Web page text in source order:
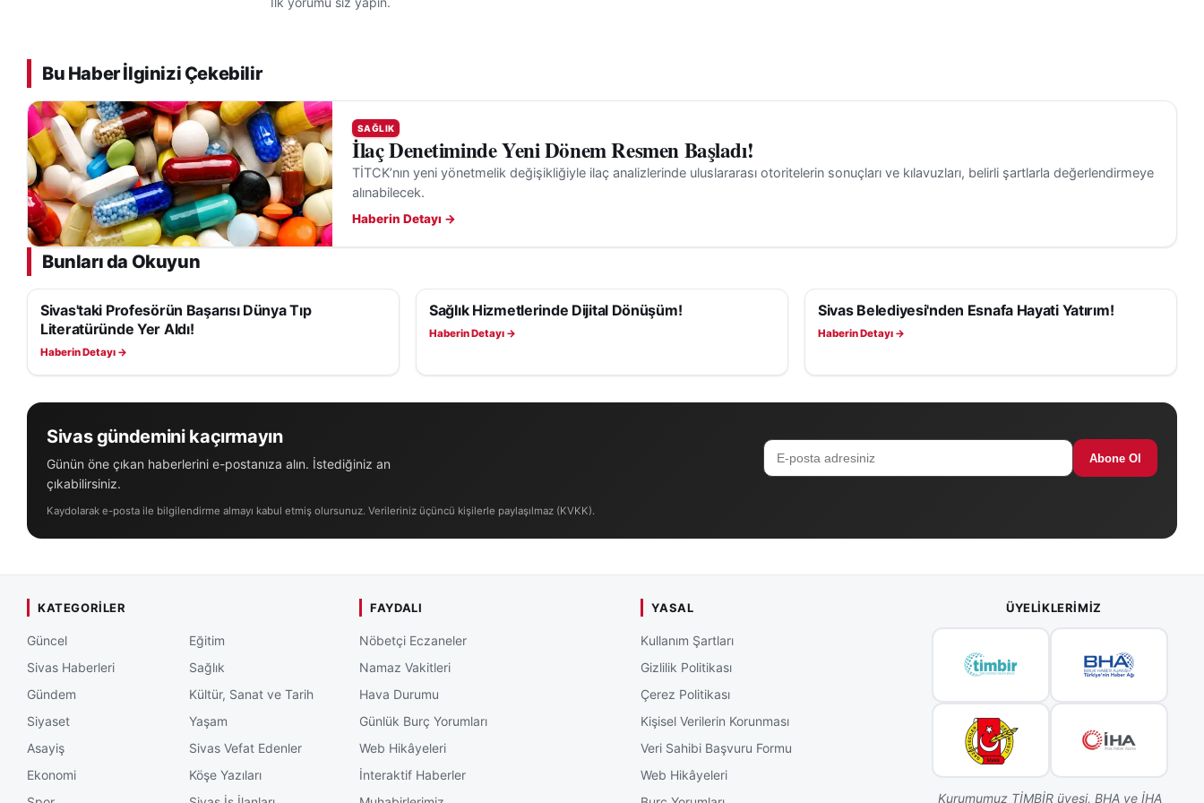
Bu Haber İlginizi Çekebilir
SAĞLIK
İlaç Denetiminde Yeni Dönem Resmen Başladı!
TİTCK’nın yeni yönetmelik değişikliğiyle ilaç analizlerinde uluslararası otoritelerin sonuçları ve kılavuzları, belirli şartlarla değerlendirmeye
alınabilecek.
Haberin Detayı →
Bunları da Okuyun
SAĞLIK
Sivas'taki Profesörün Başarısı Dünya Tıp
Literatüründe Yer Aldı!
Haberin Detayı →
SAĞLIK
Sağlık Hizmetlerinde Dijital Dönüşüm!
Haberin Detayı →
SAĞLIK
Sivas Belediyesi'nden Esnafa Hayati Yatırım!
Haberin Detayı →
Sivas gündemini kaçırmayın
Günün öne çıkan haberlerini e-postanıza alın. İstediğiniz an
çıkabilirsiniz.
Abone Ol
Kaydolarak e-posta ile bilgilendirme almayı kabul etmiş olursunuz. Verileriniz üçüncü kişilerle paylaşılmaz (KVKK).
KATEGORILER
Güncel
Sivas Haberleri
Gündem
Siyaset
Asayiş
Ekonomi
Eğitim
Sağlık
Kültür, Sanat ve Tarih
Yaşam
Sivas Vefat Edenler
Köşe Yazıları
FAYDALI
Nöbetçi Eczaneler
Namaz Vakitleri
Hava Durumu
Günlük Burç Yorumları
Web Hikâyeleri
İnteraktif Haberler
YASAL
Kullanım Şartları
Gizlilik Politikası
Çerez Politikası
Kişisel Verilerin Korunması
Veri Sahibi Başvuru Formu
Web Hikâyeleri
ÜYELIKLERIMIZ
Kurumumuz TİMBİR üyesi, BHA ve İHA